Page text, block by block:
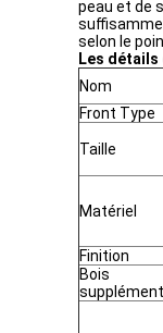
peau et de
selon le
Les
Nom
Front Type
Taille
Matériel
Finition
Bois